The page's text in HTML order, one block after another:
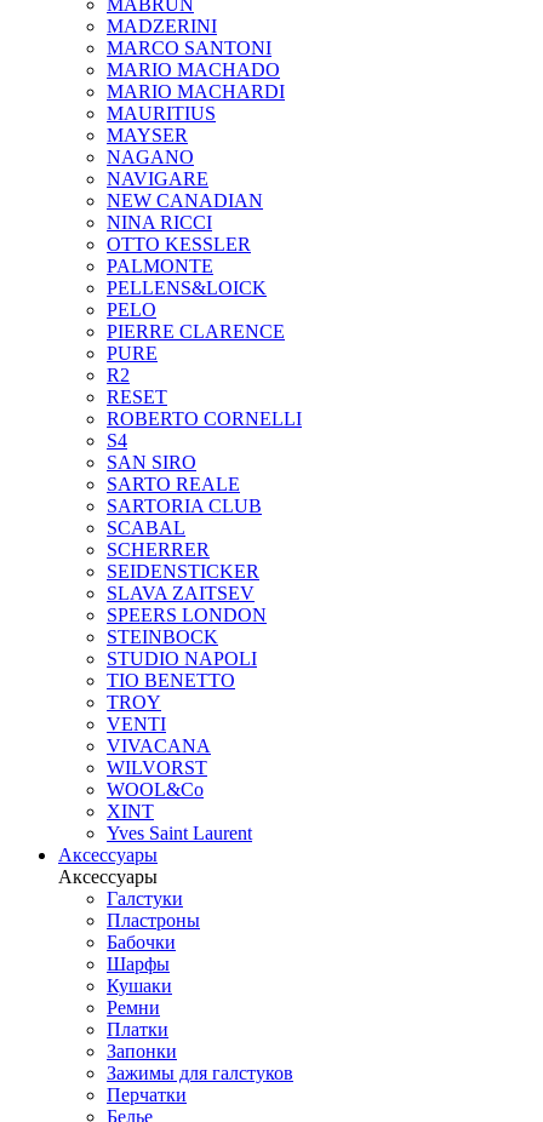
MABRUN
MADZERINI
MARCO SANTONI
MARIO MACHADO
MARIO MACHARDI
MAURITIUS
MAYSER
NAGANO
NAVIGARE
NEW CANADIAN
NINA RICCI
OTTO KESSLER
PALMONTE
PELLENS&LOICK
PELO
PIERRE CLARENCE
PURE
R2
RESET
ROBERTO CORNELLI
S4
SAN SIRO
SARTO REALE
SARTORIA CLUB
SCABAL
SCHERRER
SEIDENSTICKER
SLAVA ZAITSEV
SPEERS LONDON
STEINBOCK
STUDIO NAPOLI
TIO BENETTO
TROY
VENTI
VIVACANA
WILVORST
WOOL&Co
XINT
Yves Saint Laurent
Аксессуары
Аксессуары
Галстуки
Пластроны
Бабочки
Шарфы
Кушаки
Ремни
Платки
Запонки
Зажимы для галстуков
Перчатки
Белье